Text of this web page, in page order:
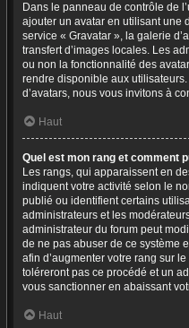
Dans le panneau de contrôle de
ajouter un avatar en utilisant une
service « Gravatar », la galerie
transfert d’images locales. Les
ou non la fonctionnalité des
rendre disponible aux
d’avatars, nous vous invitons à
Haut
Quel est mon rang et comment
Les rangs, qui apparaissent en
indiquent votre activité selon le
publié ou identifient certains
administrateurs et les
administrateur du forum peut
de ne pas abuser de ce système
afin d’augmenter votre rang sur
toléreront pas ce procédé et un
vous sanctionner en abaissant
Haut